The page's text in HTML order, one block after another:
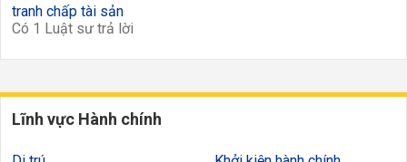
tranh chấp tài sản
Có 1 Luật sư trả lời
Lĩnh vực Hành chính